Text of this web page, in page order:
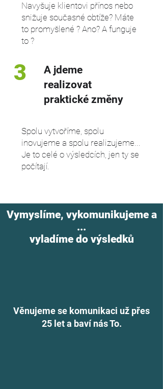
Navyšuje klientovi přínos nebo
snižuje současné obtíže? Máte
to promyšlené ? Ano? A funguje
to ?
3
A jdeme
realizovat
praktické změny
Spolu vytvoříme, spolu
inovujeme a spolu realizujeme...
Je to celé o výsledcích, jen ty se
počítají.
Vymyslíme, vykomunikujeme a
...
vyladíme do výsledků
Věnujeme se komunikaci už přes
25 let a baví nás To.